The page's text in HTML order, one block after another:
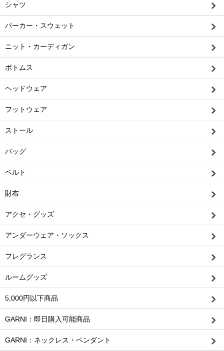
シャツ
パーカー・スウェット
ニット・カーディガン
ボトムス
ヘッドウェア
フットウェア
ストール
バッグ
ベルト
財布
アクセ・グッズ
アンダーウェア・ソックス
フレグランス
ルームグッズ
5,000円以下商品
GARNI：即日購入可能商品
GARNI：ネックレス・ペンダント